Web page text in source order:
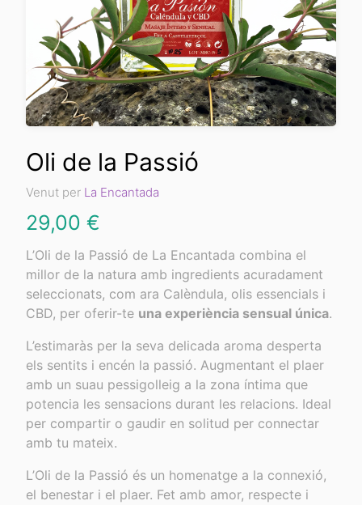
Oli de la Passió
Venut per La Encantada
29,00 €
L’Oli de la Passió de La Encantada combina el
millor de la natura amb ingredients acuradament
seleccionats, com ara Calèndula, olis essencials i
CBD, per oferir-te una experiència sensual única.
L’estimaràs per la seva delicada aroma desperta
els sentits i encén la passió. Augmentant el plaer
amb un suau pessigolleig a la zona íntima que
potencia les sensacions durant les relacions. Ideal
per compartir o gaudir en solitud per connectar
amb tu mateix.
L’Oli de la Passió és un homenatge a la connexió,
el benestar i el plaer. Fet amb amor, respecte i